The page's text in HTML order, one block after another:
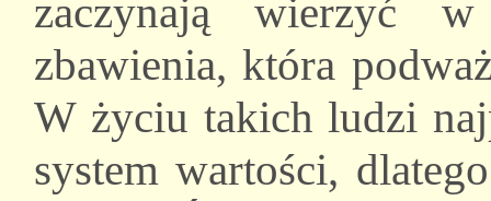
zaczynają wierzyć
zbawienia, która
W życiu takich ludzi
system wartości,